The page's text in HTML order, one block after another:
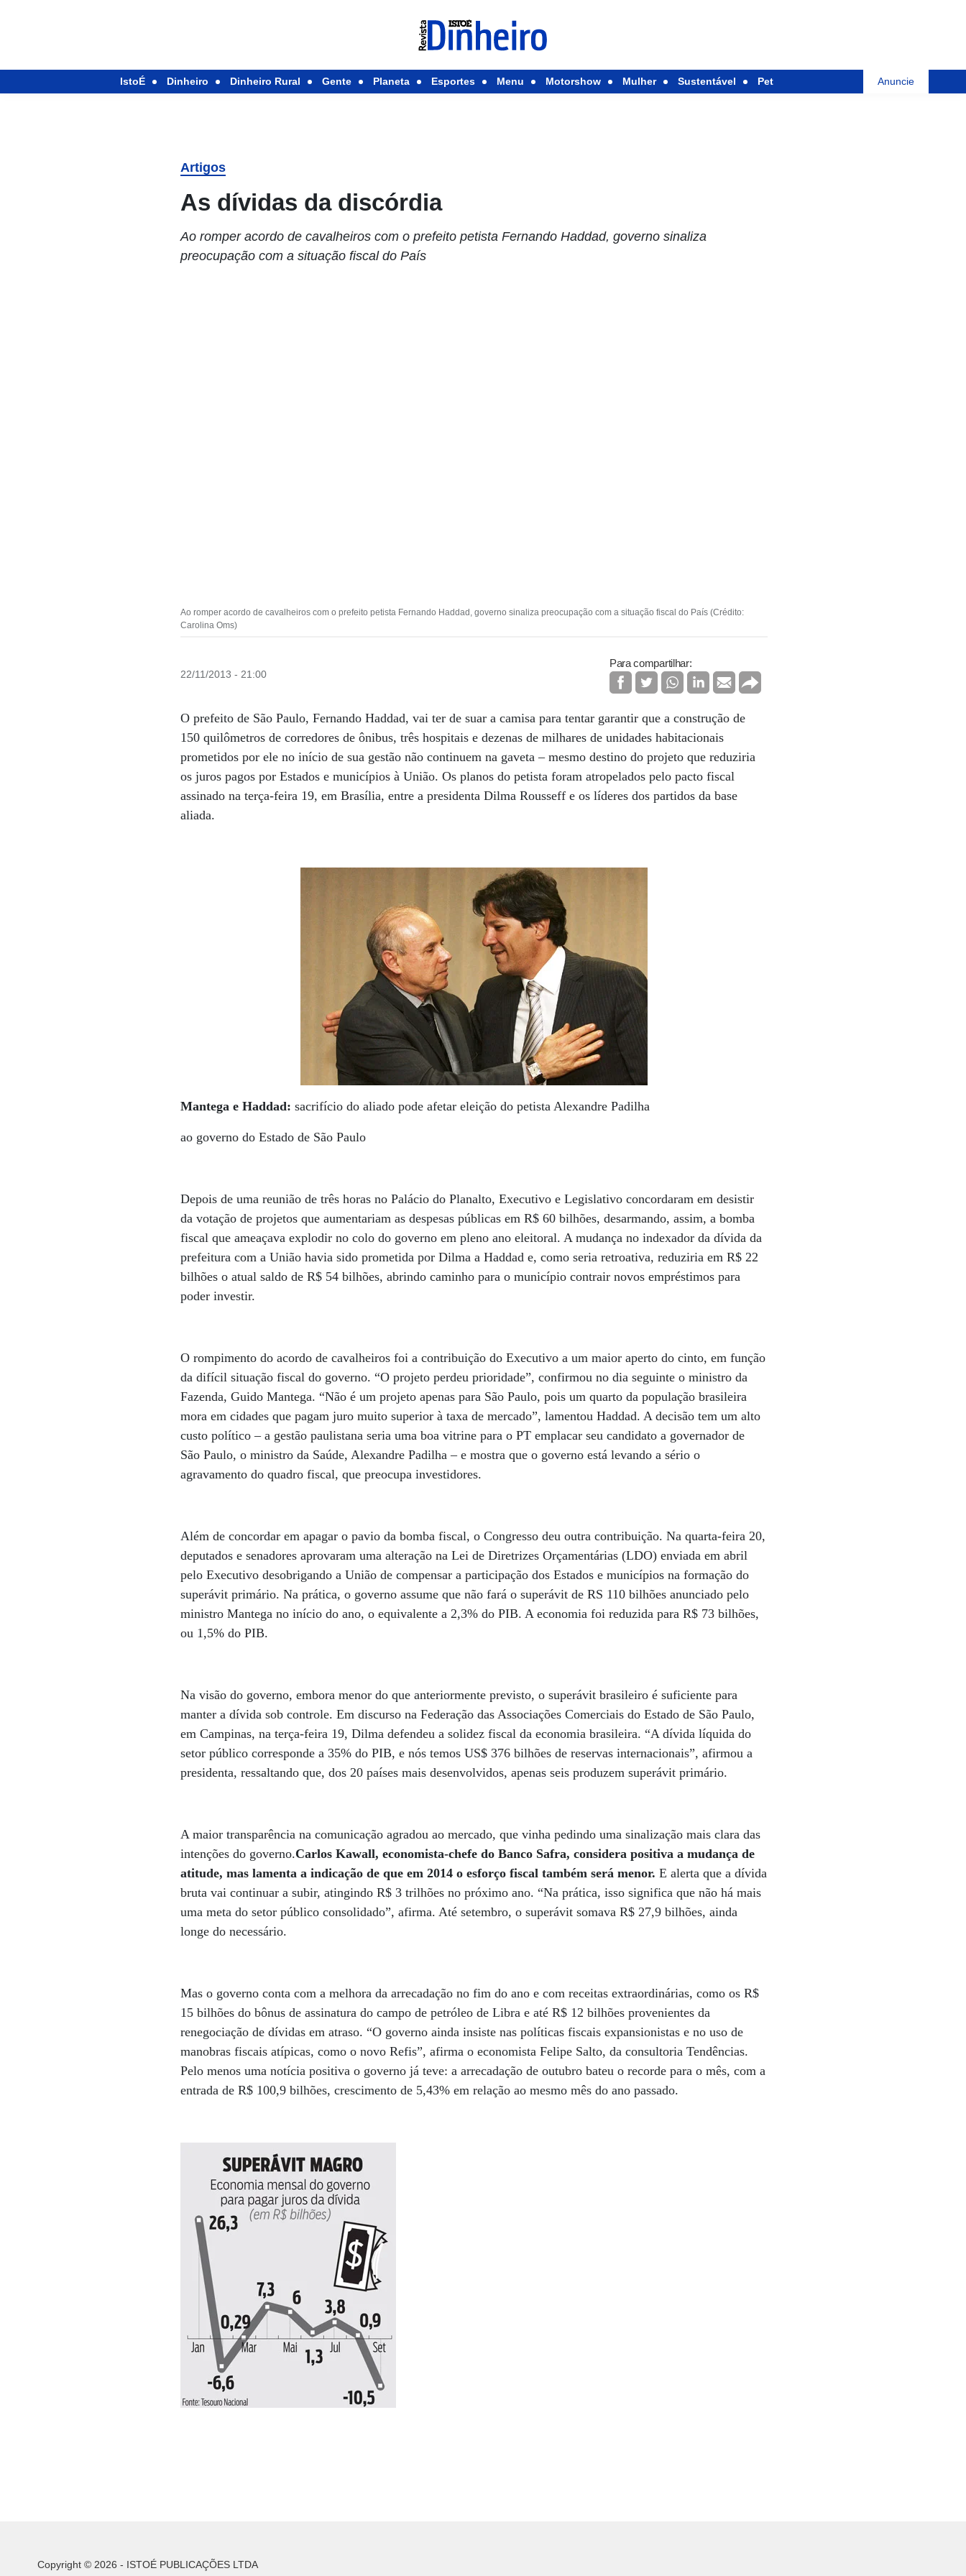
IstoÉ Dinheiro Dinheiro Rural Gente Planeta Esportes Menu Motorshow Mulher Sustentável Pet Anuncie
Artigos
As dívidas da discórdia
Ao romper acordo de cavalheiros com o prefeito petista Fernando Haddad, governo sinaliza
preocupação com a situação fiscal do País
Ao romper acordo de cavalheiros com o prefeito petista Fernando Haddad, governo sinaliza preocupação com a situação fiscal do País (Crédito:
Carolina Oms)
22/11/2013 - 21:00
Para compartilhar:
O prefeito de São Paulo, Fernando Haddad, vai ter de suar a camisa para tentar garantir que a construção de
150 quilômetros de corredores de ônibus, três hospitais e dezenas de milhares de unidades habitacionais
prometidos por ele no início de sua gestão não continuem na gaveta – mesmo destino do projeto que reduziria
os juros pagos por Estados e municípios à União. Os planos do petista foram atropelados pelo pacto fiscal
assinado na terça-feira 19, em Brasília, entre a presidenta Dilma Rousseff e os líderes dos partidos da base
aliada.
Mantega e Haddad:sacrifício do aliado pode afetar eleição do petista Alexandre Padilha
ao governo do Estado de São Paulo
Depois de uma reunião de três horas no Palácio do Planalto, Executivo e Legislativo concordaram em desistir
da votação de projetos que aumentariam as despesas públicas em R$ 60 bilhões, desarmando, assim, a bomba
fiscal que ameaçava explodir no colo do governo em pleno ano eleitoral. A mudança no indexador da dívida da
prefeitura com a União havia sido prometida por Dilma a Haddad e, como seria retroativa, reduziria em R$ 22
bilhões o atual saldo de R$ 54 bilhões, abrindo caminho para o município contrair novos empréstimos para
poder investir.
O rompimento do acordo de cavalheiros foi a contribuição do Executivo a um maior aperto do cinto, em função
da difícil situação fiscal do governo. “O projeto perdeu prioridade”, confirmou no dia seguinte o ministro da
Fazenda, Guido Mantega. “Não é um projeto apenas para São Paulo, pois um quarto da população brasileira
mora em cidades que pagam juro muito superior à taxa de mercado”, lamentou Haddad. A decisão tem um alto
custo político – a gestão paulistana seria uma boa vitrine para o PT emplacar seu candidato a governador de
São Paulo, o ministro da Saúde, Alexandre Padilha – e mostra que o governo está levando a sério o
agravamento do quadro fiscal, que preocupa investidores.
Além de concordar em apagar o pavio da bomba fiscal, o Congresso deu outra contribuição. Na quarta-feira 20,
deputados e senadores aprovaram uma alteração na Lei de Diretrizes Orçamentárias (LDO) enviada em abril
pelo Executivo desobrigando a União de compensar a participação dos Estados e municípios na formação do
superávit primário. Na prática, o governo assume que não fará o superávit de RS 110 bilhões anunciado pelo
ministro Mantega no início do ano, o equivalente a 2,3% do PIB. A economia foi reduzida para R$ 73 bilhões,
ou 1,5% do PIB.
Na visão do governo, embora menor do que anteriormente previsto, o superávit brasileiro é suficiente para
manter a dívida sob controle. Em discurso na Federação das Associações Comerciais do Estado de São Paulo,
em Campinas, na terça-feira 19, Dilma defendeu a solidez fiscal da economia brasileira. “A dívida líquida do
setor público corresponde a 35% do PIB, e nós temos US$ 376 bilhões de reservas internacionais”, afirmou a
presidenta, ressaltando que, dos 20 países mais desenvolvidos, apenas seis produzem superávit primário.
A maior transparência na comunicação agradou ao mercado, que vinha pedindo uma sinalização mais clara das
intenções do governo.Carlos Kawall, economista-chefe do Banco Safra, considera positiva a mudança de
atitude, mas lamenta a indicação de que em 2014 o esforço fiscal também será menor.E alerta que a dívida
bruta vai continuar a subir, atingindo R$ 3 trilhões no próximo ano. “Na prática, isso significa que não há mais
uma meta do setor público consolidado”, afirma. Até setembro, o superávit somava R$ 27,9 bilhões, ainda
longe do necessário.
Mas o governo conta com a melhora da arrecadação no fim do ano e com receitas extraordinárias, como os R$
15 bilhões do bônus de assinatura do campo de petróleo de Libra e até R$ 12 bilhões provenientes da
renegociação de dívidas em atraso. “O governo ainda insiste nas políticas fiscais expansionistas e no uso de
manobras fiscais atípicas, como o novo Refis”, afirma o economista Felipe Salto, da consultoria Tendências.
Pelo menos uma notícia positiva o governo já teve: a arrecadação de outubro bateu o recorde para o mês, com a
entrada de R$ 100,9 bilhões, crescimento de 5,43% em relação ao mesmo mês do ano passado.
Copyright © 2026 - ISTOÉ PUBLICAÇÕES LTDA